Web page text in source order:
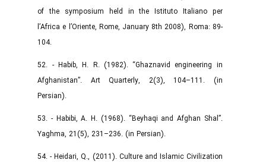
of the symposium held in the Istituto Italiano per
l’Africa e l’Oriente, Rome, January 8th 2008), Roma: 89-
104.
52. - Habib, H. R. (1982). “Ghaznavid engineering in
Afghanistan”. Art Quarterly, 2(3), 104–111. (in
Persian).
53. - Habibi, A. H. (1968). “Beyhaqi and Afghan Shal”.
Yaghma, 21(5), 231–236. (in Persian).
54. - Heidari, Q., (2011). Culture and Islamic Civilization